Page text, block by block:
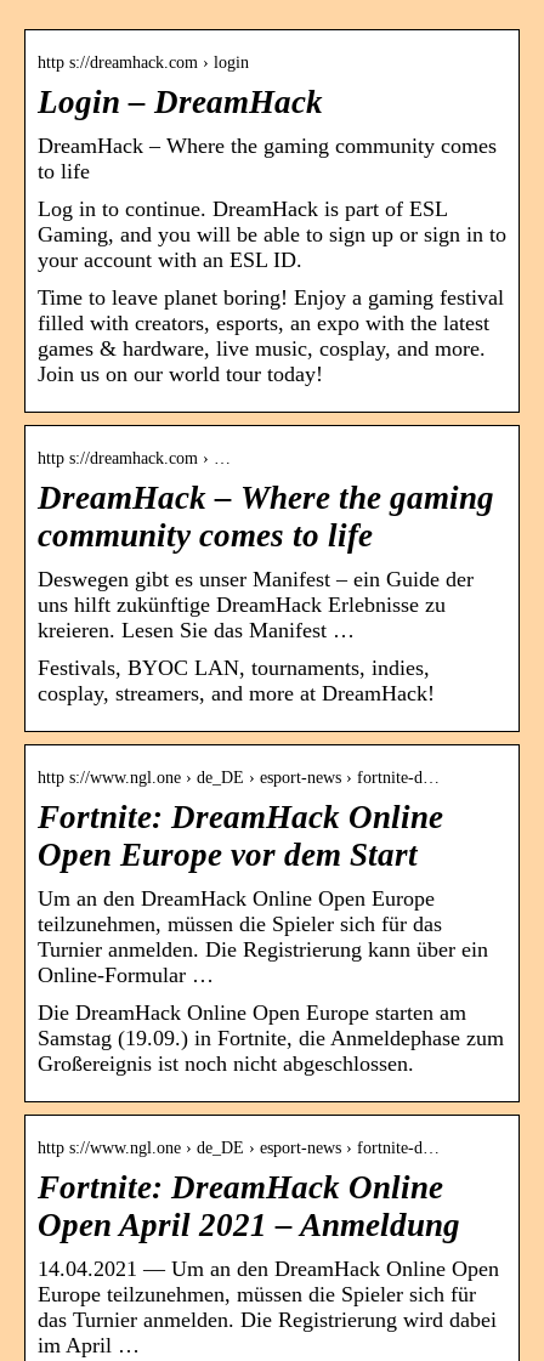
http s://dreamhack.com › login
Login – DreamHack
DreamHack – Where the gaming community comes
to life
Log in to continue. DreamHack is part of ESL
Gaming, and you will be able to sign up or sign in to
your account with an ESL ID.
Time to leave planet boring! Enjoy a gaming festival
filled with creators, esports, an expo with the latest
games & hardware, live music, cosplay, and more.
Join us on our world tour today!
http s://dreamhack.com › …
DreamHack – Where the gaming
community comes to life
Deswegen gibt es unser Manifest – ein Guide der
uns hilft zukünftige DreamHack Erlebnisse zu
kreieren. Lesen Sie das Manifest …
Festivals, BYOC LAN, tournaments, indies,
cosplay, streamers, and more at DreamHack!
http s://www.ngl.one › de_DE › esport-news › fortnite-d…
Fortnite: DreamHack Online
Open Europe vor dem Start
Um an den DreamHack Online Open Europe
teilzunehmen, müssen die Spieler sich für das
Turnier anmelden. Die Registrierung kann über ein
Online-Formular …
Die DreamHack Online Open Europe starten am
Samstag (19.09.) in Fortnite, die Anmeldephase zum
Großereignis ist noch nicht abgeschlossen.
http s://www.ngl.one › de_DE › esport-news › fortnite-d…
Fortnite: DreamHack Online
Open April 2021 – Anmeldung
14.04.2021 — Um an den DreamHack Online Open
Europe teilzunehmen, müssen die Spieler sich für
das Turnier anmelden. Die Registrierung wird dabei
im April …